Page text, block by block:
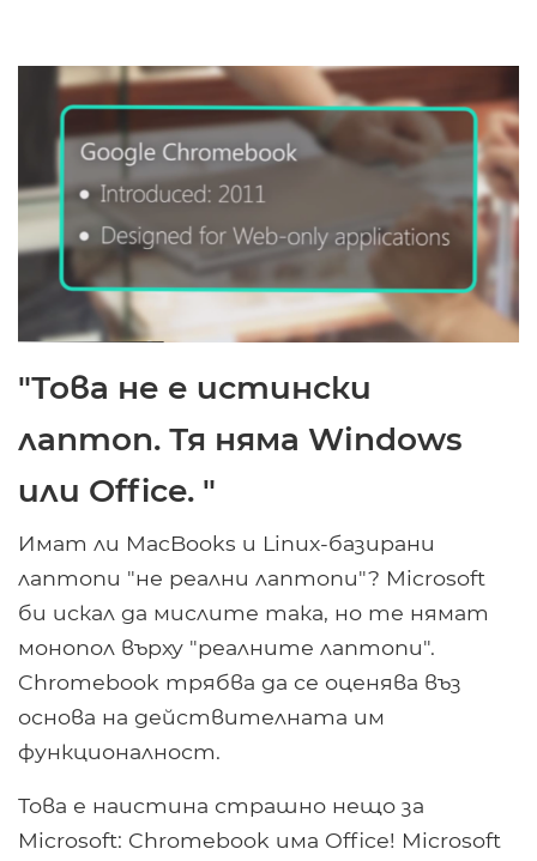
"Това не е истински
лаптоп. Тя няма Windows
или Office. "
Имат ли MacBooks и Linux-базирани
лаптопи "не реални лаптопи"? Microsoft
би искал да мислите така, но те нямат
монопол върху "реалните лаптопи".
Chromebook трябва да се оценява въз
основа на действителната им
функционалност.
Това е наистина страшно нещо за
Microsoft: Chromebook има Office! Microsoft